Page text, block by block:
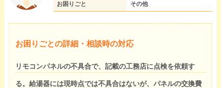
お困りごと その他
お困りごとの詳細・相談時の対応
リモコンパネルの不具合で、記載の工務店に点検を依頼す
る。給湯器には現時点では不具合はないが、パネルの交換費